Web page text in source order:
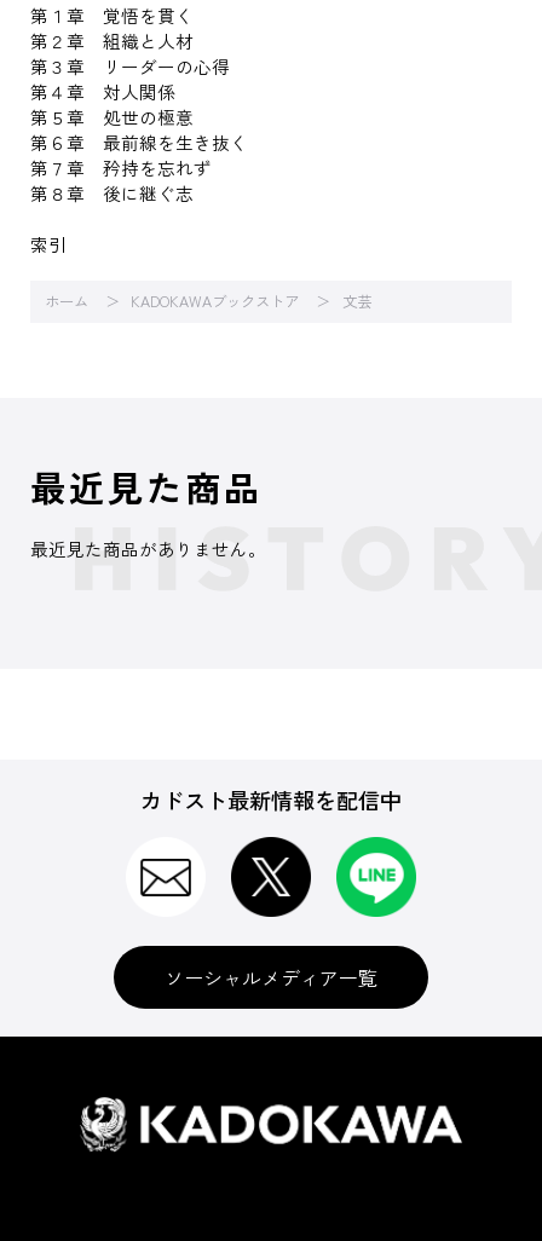
第１章 覚悟を貫く
第２章 組織と人材
第３章 リーダーの心得
第４章 対人関係
第５章 処世の極意
第６章 最前線を生き抜く
第７章 矜持を忘れず
第８章 後に継ぐ志
索引
ホーム KADOKAWAブックストア 文芸
最近見た商品
最近見た商品がありません。
カドスト最新情報を配信中
ソーシャルメディア一覧